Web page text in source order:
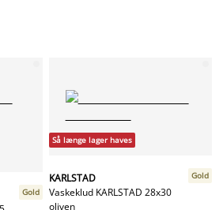
Gold
Så længe lager haves
KARLSTAD
Vaskeklud KARLSTAD 28x30
oliven
Gold